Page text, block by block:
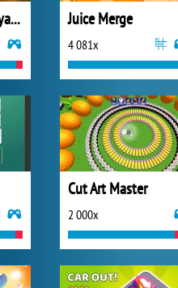
Gas Station: Junkyard Tycoon Juice Merge
4 081x
Cut Art Master
2 000x